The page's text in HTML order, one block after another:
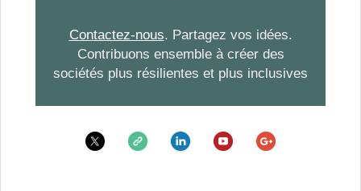
Contactez-nous. Partagez vos idées.
Contribuons ensemble à créer des
sociétés plus résilientes et plus inclusives